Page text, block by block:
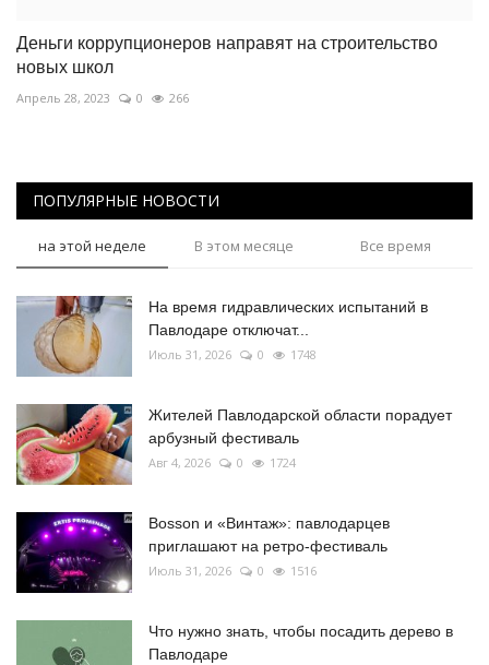
Деньги коррупционеров направят на строительство
новых школ
Апрель 28, 2023 0 266
ПОПУЛЯРНЫЕ НОВОСТИ
на этой неделе В этом месяце Все время
На время гидравлических испытаний в
Павлодаре отключат...
Июль 31, 2026 0 1748
Жителей Павлодарской области порадует
арбузный фестиваль
Авг 4, 2026 0 1724
Bosson и «Винтаж»: павлодарцев
приглашают на ретро-фестиваль
Июль 31, 2026 0 1516
Что нужно знать, чтобы посадить дерево в
Павлодаре